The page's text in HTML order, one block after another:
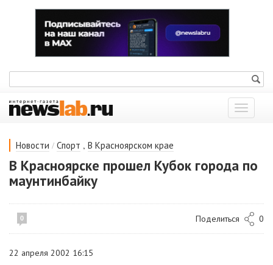
Показать
меню
Новости / Спорт , В Красноярском крае
В Красноярске прошел Кубок города по
маунтинбайку
0 Поделиться 0
22 апреля 2002 16:15